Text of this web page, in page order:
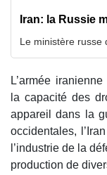
Iran: la Russie
Le ministère russe
L’armée
la capacité des
appareil dans la
occidentales,
l’industrie de la
production de